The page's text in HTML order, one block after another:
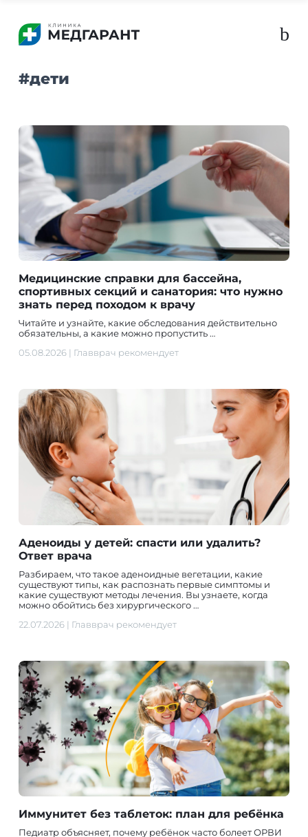
b
#дети
Медицинские справки для бассейна,
спортивных секций и санатория: что нужно
знать перед походом к врачу
Читайте и узнайте, какие обследования действительно
обязательны, а какие можно пропустить …
05.08.2026| Главврач рекомендует
Аденоиды у детей: спасти или удалить?
Ответ врача
Разбираем, что такое аденоидные вегетации, какие
существуют типы, как распознать первые симптомы и
какие существуют методы лечения. Вы узнаете, когда
можно обойтись без хирургического …
22.07.2026| Главврач рекомендует
Иммунитет без таблеток: план для ребёнка
Педиатр объясняет, почему ребёнок часто болеет ОРВИ